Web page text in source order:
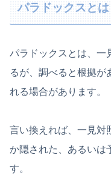
パラドックスとは
パラドックスとは、一
るが、調べると根拠が
れる場合があります。
言い換えれば、一見対
か隠された、あるいは
す。